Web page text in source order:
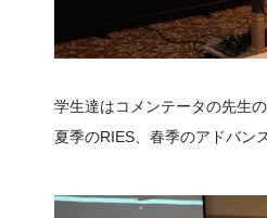
学生達はコメンテータの先生
夏季のRIES 、春季のアドバン